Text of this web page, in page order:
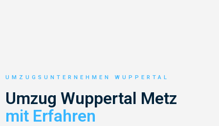
UMZUGSUNTERNEHMEN WUPPERTAL
Umzug Wuppertal Metz
mit Erfahren